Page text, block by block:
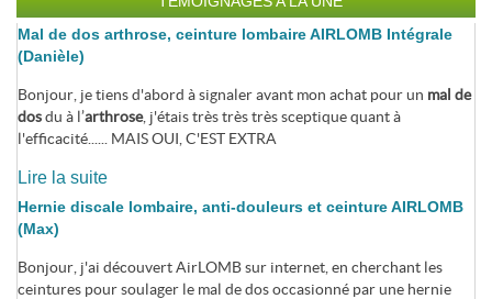
Mal de dos arthrose, ceinture lombaire AIRLOMB Intégrale
(Danièle)
Bonjour, je tiens d'abord à signaler avant mon achat pour un mal de
dosdu à l’arthrose, j'étais très très très sceptique quant à
l'efficacité...... MAIS OUI, C'EST EXTRA
Lire la suite
Hernie discale lombaire, anti-douleurs et ceinture AIRLOMB
(Max)
Bonjour, j'ai découvert AirLOMB sur internet, en cherchant les
ceintures pour soulager le mal de dos occasionné par une hernie